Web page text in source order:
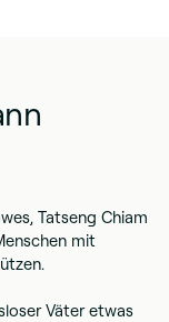
Tatseng Chiam
mit
Väter etwas